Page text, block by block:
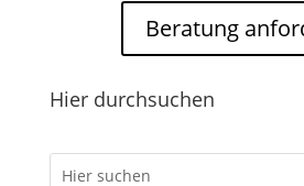
Beratung
Hier durchsuchen